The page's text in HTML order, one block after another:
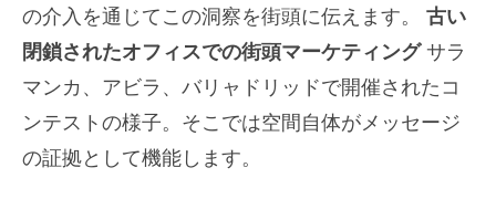
の介入を通じてこの洞察を街頭に伝えます。 古い
閉鎖されたオフィスでの街頭マーケティングサラ
マンカ、アビラ、バリャドリッドで開催されたコ
ンテストの様子。そこでは空間自体がメッセージ
の証拠として機能します。